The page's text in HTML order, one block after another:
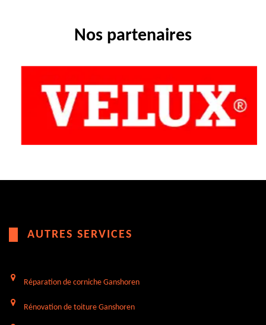
Nos partenaires
AUTRES SERVICES
Réparation de corniche Ganshoren
Rénovation de toiture Ganshoren